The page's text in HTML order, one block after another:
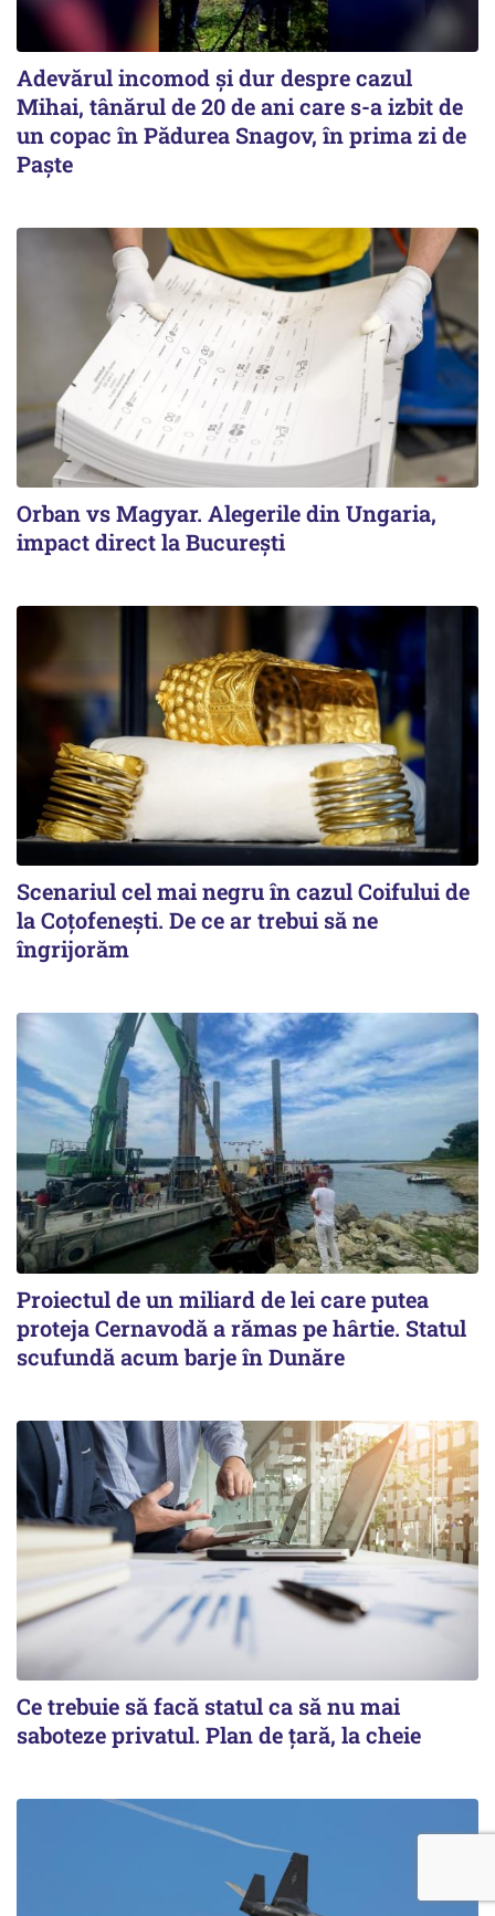
Adevărul incomod și dur despre cazul
Mihai, tânărul de 20 de ani care s-a izbit de
un copac în Pădurea Snagov, în prima zi de
Paște
Orban vs Magyar. Alegerile din Ungaria,
impact direct la Bucureşti
Scenariul cel mai negru în cazul Coifului de
la Coțofenești. De ce ar trebui să ne
îngrijorăm
Proiectul de un miliard de lei care putea
proteja Cernavodă a rămas pe hârtie. Statul
scufundă acum barje în Dunăre
Ce trebuie să facă statul ca să nu mai
saboteze privatul. Plan de țară, la cheie